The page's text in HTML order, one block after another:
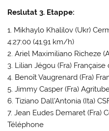
Reslutat 3. Etappe:
1. Mikhaylo Khalilov (Ukr)
4:27:00 (41.91 km/h)
2. Ariel Maximiliano Richeze
3. Lilian Jégou (Fra) Française
4. Benoît Vaugrenard (Fra)
5. Jimmy Casper (Fra)
6. Tiziano Dall’Antonia (Ita)
7. Jean Eudes Demaret (Fra)
Téléphone